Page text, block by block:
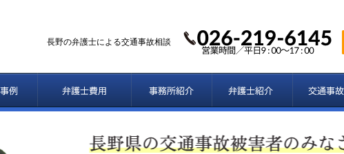
長野の弁護士による交通事故相談